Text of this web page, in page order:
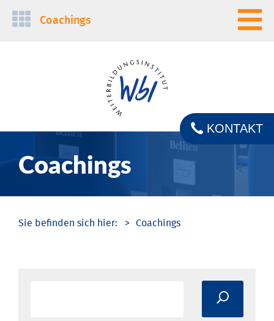
Navigation
Coachings
Coachings
KONTAKT
Coachings